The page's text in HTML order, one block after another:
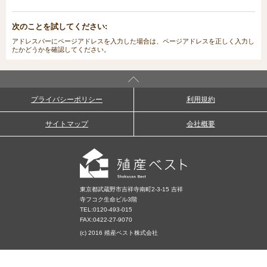
次のことを試してください:
アドレスバーにページアドレスを入力した場合は、ページアドレスを正しく入力し
たかどうかを確認してください。
プライバシーポリシー 利用規約
サイトマップ 会社概要
東京都武蔵野市吉祥寺南町2-3-15 吉祥
寺フコク生命ビル3階
TEL:0120-493-015
FAX:0422-27-9070
(c) 2016 殖産ベスト株式会社